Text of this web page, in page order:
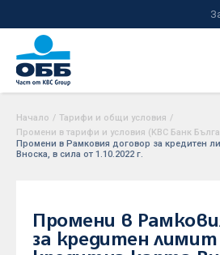
Начало / Тарифи и общи условия /
Промени в тарифи и условия (KBC Банк
Промени в Рамковия договор за кредитен
Вноска, в сила от 1.10.2022 г.
Промени в
за кредитен лимит